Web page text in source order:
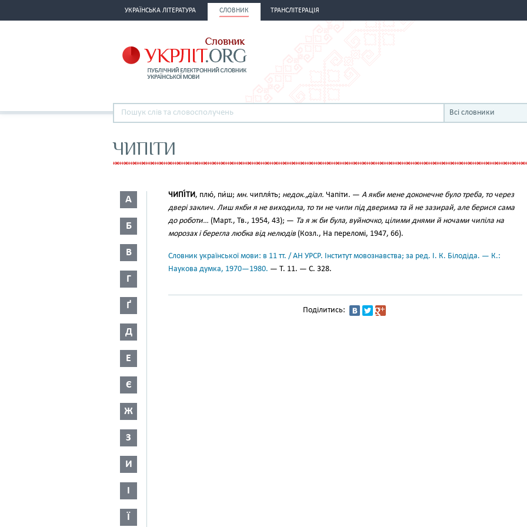
УКРАЇНСЬКА ЛІТЕРАТУРА СЛОВНИК ТРАНСЛІТЕРАЦІЯ
Всі словники
ЧИПІТИ
А
Б
В
Г
Ґ
Д
Е
Є
Ж
З
И
І
Ї
ЧИПІ́ТИ, плю́, пи́ш; мн. чипля́ть; недок.,діал. Чапіти. — А якби мене доконечне було треба, то через
двері заклич. Лиш якби я не виходила, то ти не чипи під дверима та й не зазирай, але берися сама
до роботи… (Март., Тв., 1954, 43); — Та я ж би була, вуйночко, цілими днями й ночами чипіла на
морозах і берегла любка від нелюдів (Козл., На переломі, 1947, 66).
Словник української мови: в 11 тт. / АН УРСР. Інститут мовознавства; за ред. І. К. Білодіда. — К.:
Наукова думка, 1970—1980. — Т. 11. — С. 328.
Поділитись: